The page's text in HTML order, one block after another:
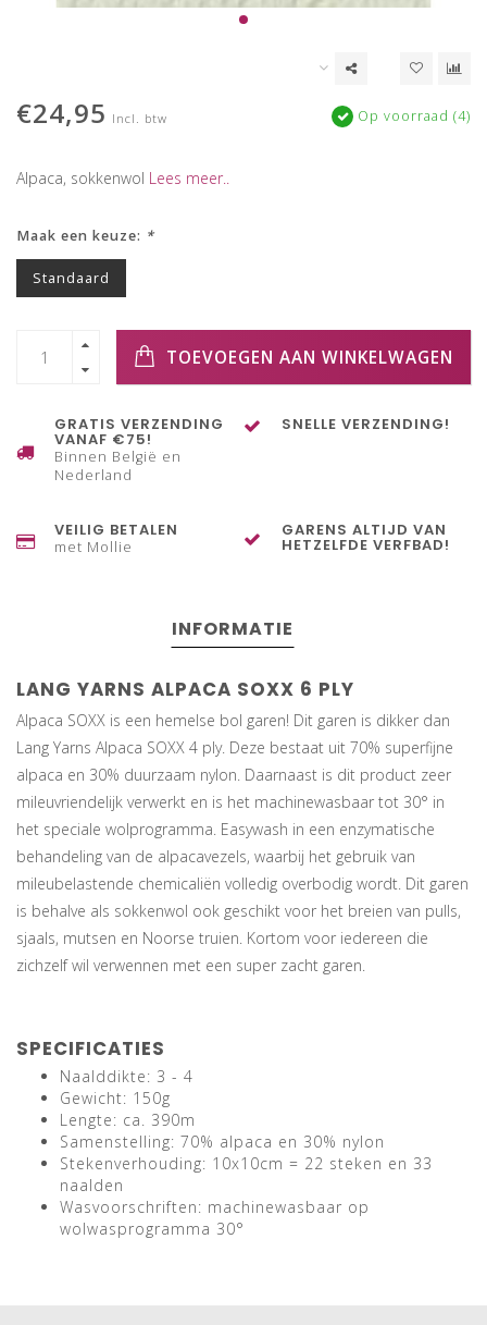
€24,95 Incl. btw Op voorraad (4)
Alpaca, sokkenwol Lees meer..
Maak een keuze: *
Standaard
TOEVOEGEN AAN WINKELWAGEN
GRATIS VERZENDING
VANAF €75!
Binnen België en
Nederland
SNELLE VERZENDING!
VEILIG BETALEN
met Mollie
GARENS ALTIJD VAN
HETZELFDE VERFBAD!
INFORMATIE
LANG YARNS ALPACA SOXX 6 PLY
Alpaca SOXX is een hemelse bol garen! Dit garen is dikker dan
Lang Yarns Alpaca SOXX 4 ply. Deze bestaat uit 70% superfijne
alpaca en 30% duurzaam nylon. Daarnaast is dit product zeer
mileuvriendelijk verwerkt en is het machinewasbaar tot 30° in
het speciale wolprogramma. Easywash in een enzymatische
behandeling van de alpacavezels, waarbij het gebruik van
mileubelastende chemicaliën volledig overbodig wordt. Dit garen
is behalve als sokkenwol ook geschikt voor het breien van pulls,
sjaals, mutsen en Noorse truien. Kortom voor iedereen die
zichzelf wil verwennen met een super zacht garen.
SPECIFICATIES
Naalddikte: 3 - 4
Gewicht: 150g
Lengte: ca. 390m
Samenstelling: 70% alpaca en 30% nylon
Stekenverhouding: 10x10cm = 22 steken en 33
naalden
Wasvoorschriften: machinewasbaar op
wolwasprogramma 30°